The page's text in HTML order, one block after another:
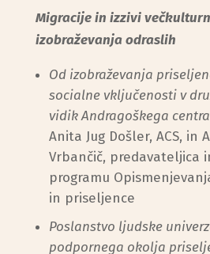
Migracije in izzivi v
izobraževanja odraslih
Od izobraževanja
socialne vključenosti v
vidik Andragoškega
Anita Jug Došler, ACS, in
Vrbančič, predavateljica
programu
in priseljence
Poslanstvo ljudske
podpornega okolja